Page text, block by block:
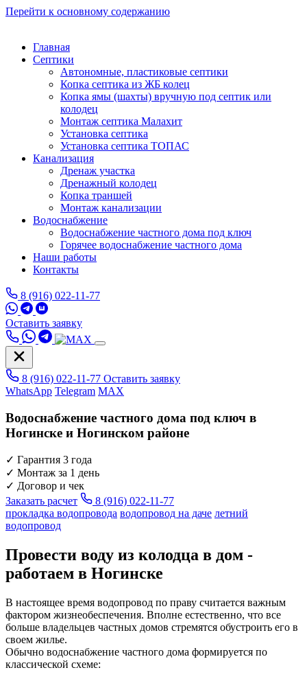
Перейти к основному содержанию
Главная
Септики
Автономные, пластиковые септики
Копка септика из ЖБ колец
Копка ямы (шахты) вручную под септик или
колодец
Монтаж септика Малахит
Установка септика
Установка септика ТОПАС
Канализация
Дренаж участка
Дренажный колодец
Копка траншей
Монтаж канализации
Водоснабжение
Водоснабжение частного дома под ключ
Горячее водоснабжение частного дома
Наши работы
Контакты
8 (916) 022-11-77
Оставить заявку
8 (916) 022-11-77 Оставить заявку
WhatsApp Telegram MAX
Водоснабжение частного дома под ключ в
Ногинске и Ногинском районе
✓ Гарантия 3 года
✓ Монтаж за 1 день
✓ Договор и чек
Заказать расчет
8 (916) 022-11-77
прокладка водопровода водопровод на даче летний
водопровод
Провести воду из колодца в дом -
работаем в Ногинске
В настоящее время водопровод по праву считается важным
фактором жизнеобеспечения. Вполне естественно, что все
больше владельцев частных домов стремятся обустроить его в
своем жилье.
Обычно водоснабжение частного дома формируется по
классической схеме: